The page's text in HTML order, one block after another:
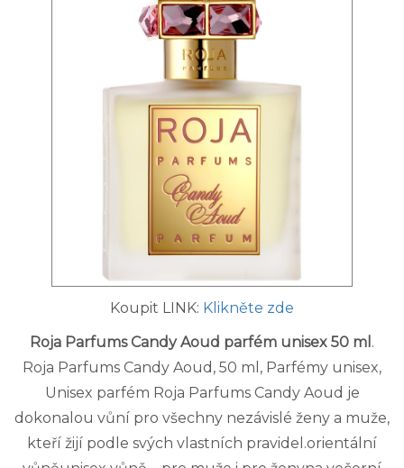
Koupit LINK: Klikněte zde
Roja Parfums Candy Aoud parfém unisex 50 ml .
Roja Parfums Candy Aoud, 50 ml, Parfémy unisex,
Unisex parfém Roja Parfums Candy Aoud je
dokonalou vůní pro všechny nezávislé ženy a muže,
kteří žijí podle svých vlastních pravidel.orientální